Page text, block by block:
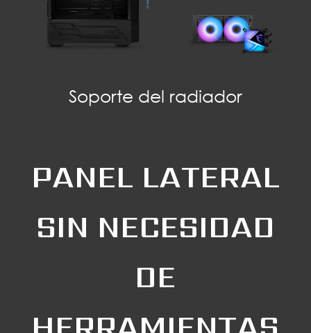
Soporte del radiador
PANEL LATERAL
SIN NECESIDAD
DE